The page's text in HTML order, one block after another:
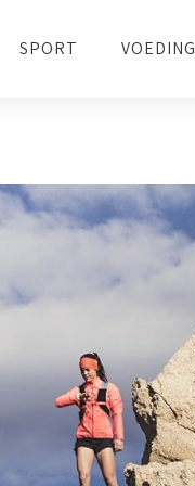
SPORT VOEDING